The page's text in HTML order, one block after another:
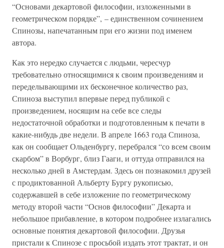
“Основами декартовой философии, изложенными в
геометрическом порядке”, – единственном сочинением
Спинозы, напечатанным при его жизни под именем
автора.
Как это нередко случается с людьми, чересчур
требовательно относящимися к своим произведениям и
переделывающими их бесконечное количество раз,
Спиноза выступил впервые перед публикой с
произведением, носящим на себе все следы
недостаточной обработки и подготовленным к печати в
какие-нибудь две недели. В апреле 1663 года Спиноза,
как он сообщает Ольденбургу, перебрался “со всем своим
скарбом” в Ворбург, близ Гааги, и оттуда отправился на
несколько дней в Амстердам. Здесь он познакомил друзей
с продиктованной Альберту Бургу рукописью,
содержавшей в себе изложение по геометрическому
методу второй части “Основ философии” Декарта и
небольшое прибавление, в котором подробнее излагались
основные понятия декартовой философии. Друзья
пристали к Спинозе с просьбой издать этот трактат, и он